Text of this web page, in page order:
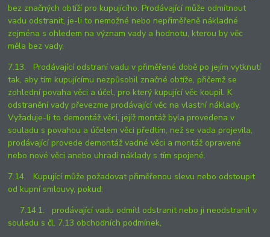
bez značných obtíží pro kupujícího. Prodávající může odmítnout
vadu odstranit, je-li to nemožné nebo nepřiměřeně nákladné
zejména s ohledem na význam vady a hodnotu, kterou by věc
měla bez vady.
7.13. Prodávající odstraní vadu v přiměřené době po jejím vytknutí
tak, aby tím kupujícímu nezpůsobil značné obtíže, přičemž se
zohlední povaha věci a účel, pro který kupující věc koupil. K
odstranění vady převezme prodávající věc na vlastní náklady.
Vyžaduje-li to demontáž věci, jejíž montáž byla provedena v
souladu s povahou a účelem věci předtím, než se vada projevila,
prodávající provede demontáž vadné věci a montáž opravené
nebo nové věci anebo uhradí náklady s tím spojené.
7.14. Kupující může požadovat přiměřenou slevu nebo odstoupit
od kupní smlouvy, pokud:
7.14.1. prodávající vadu odmítl odstranit nebo ji neodstranil v
souladu s čl. 7.13 obchodních podmínek,